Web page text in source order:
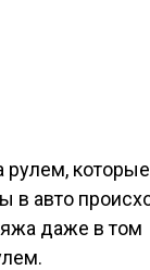
рулем, которые
в авто
даже в том